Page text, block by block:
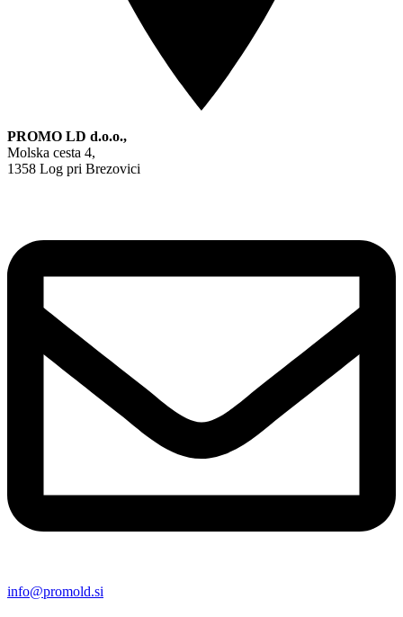
PROMO LD d.o.o.,
Molska cesta 4,
1358 Log pri Brezovici
info@promold.si